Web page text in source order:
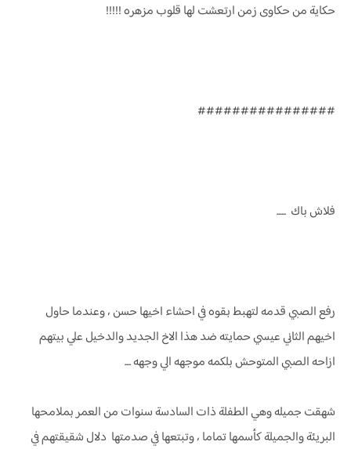
حكاية من حكاوى زمن ارتعشت لها قلوب مزهره !!!!!
################
فلاش باك ......
رفع الصبي قدمه لتهبط بقوه في احشاء اخيها حسن ، وعندما حاول
اخيهم الثاني عيسي حمايته ضد هذا الاخ الجديد والدخيل علي بيتهم
ازاحه الصبي المتوحش بلكمه موجهه الي وجهه ....
شهقت جميله وهي الطفلة ذات السادسة سنوات من العمر بملامحها
البريئة والجميلة كأسمها تماما ، وتبتعها في صدمتها دلال شقيقتهم في